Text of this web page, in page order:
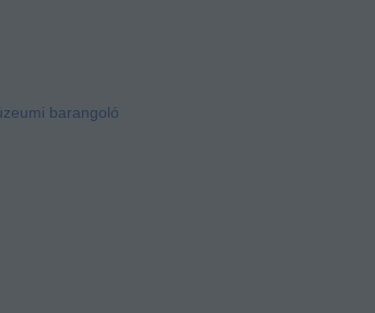
barangoló